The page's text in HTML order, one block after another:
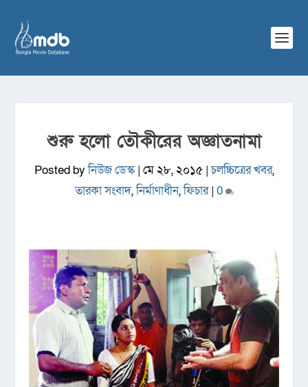
শুরু হলো তৌকীরের অজ্ঞাতনামা
Posted byনিউজ ডেস্ক| মে ২৮, ২০১৫|চলচ্চিত্রের খবর,
তারকা সংবাদ,নির্মাণাধীন,ফিচার| 0